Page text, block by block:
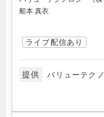
船本 真衣
ライブ配信あり
提供 バリューテク